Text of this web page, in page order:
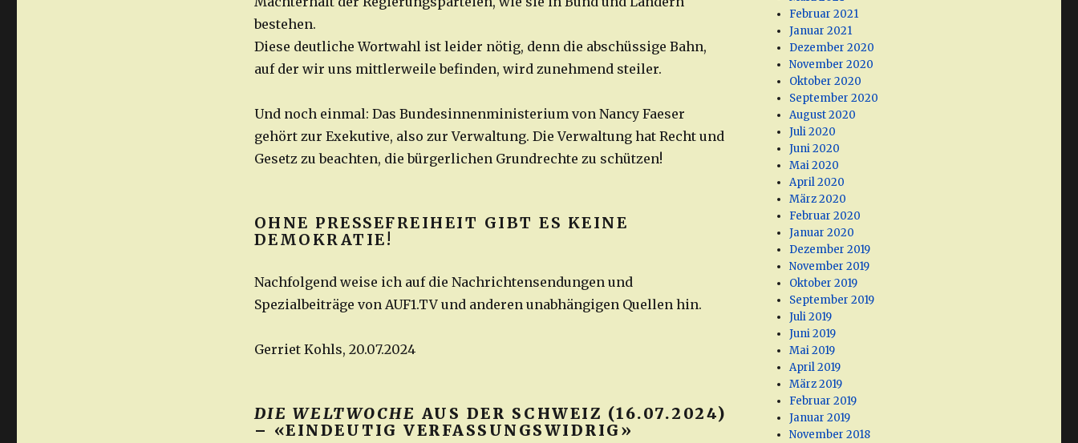
bestehen.
Diese deutliche Wortwahl ist leider nötig, denn die abschüssige Bahn,
auf der wir uns mittlerweile befinden, wird zunehmend steiler.
Und noch einmal: Das Bundesinnenministerium von Nancy Faeser
gehört zur Exekutive, also zur Verwaltung. Die Verwaltung hat Recht und
Gesetz zu beachten, die bürgerlichen Grundrechte zu schützen!
OHNE PRESSEFREIHEIT GIBT ES KEINE
DEMOKRATIE!
Nachfolgend weise ich auf die Nachrichtensendungen und
Spezialbeiträge von AUF1.TV und anderen unabhängigen Quellen hin.
Gerriet Kohls, 20.07.2024
DIE WELTWOCHE AUS DER SCHWEIZ (16.07.2024)
– «EINDEUTIG VERFASSUNGSWIDRIG»
Februar 2021
Januar 2021
Dezember 2020
November 2020
Oktober 2020
September 2020
August 2020
Juli 2020
Juni 2020
Mai 2020
April 2020
März 2020
Februar 2020
Januar 2020
Dezember 2019
November 2019
Oktober 2019
September 2019
Juli 2019
Juni 2019
Mai 2019
April 2019
März 2019
Februar 2019
Januar 2019
November 2018